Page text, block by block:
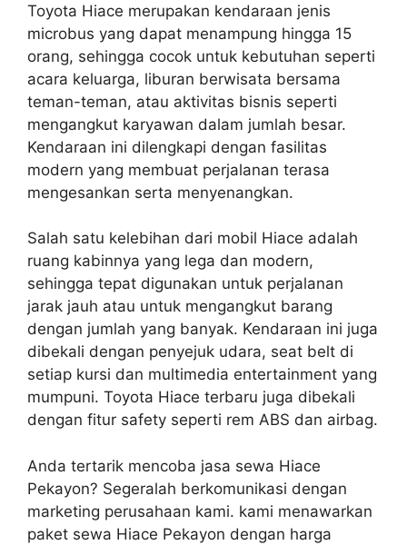
Toyota Hiace merupakan kendaraan jenis
microbus yang dapat menampung hingga 15
orang, sehingga cocok untuk kebutuhan seperti
acara keluarga, liburan berwisata bersama
teman-teman, atau aktivitas bisnis seperti
mengangkut karyawan dalam jumlah besar.
Kendaraan ini dilengkapi dengan fasilitas
modern yang membuat perjalanan terasa
mengesankan serta menyenangkan.
Salah satu kelebihan dari mobil Hiace adalah
ruang kabinnya yang lega dan modern,
sehingga tepat digunakan untuk perjalanan
jarak jauh atau untuk mengangkut barang
dengan jumlah yang banyak. Kendaraan ini juga
dibekali dengan penyejuk udara, seat belt di
setiap kursi dan multimedia entertainment yang
mumpuni. Toyota Hiace terbaru juga dibekali
dengan fitur safety seperti rem ABS dan airbag.
Anda tertarik mencoba jasa sewa Hiace
Pekayon? Segeralah berkomunikasi dengan
marketing perusahaan kami. kami menawarkan
paket sewa Hiace Pekayon dengan harga